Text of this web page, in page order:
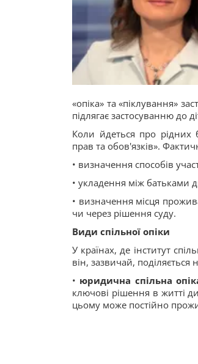
«опіка» та «піклування»
підлягає застосуванню до
Коли йдеться про рідних
прав та обов'язків».
• визначення способів
• укладення між батьками
• визначення місця
чи через рішення суду.
Види спільної опіки
У країнах, де інститут
він, зазвичай, поділяється
• юридична спільна
ключові рішення в житті
цьому може постійно